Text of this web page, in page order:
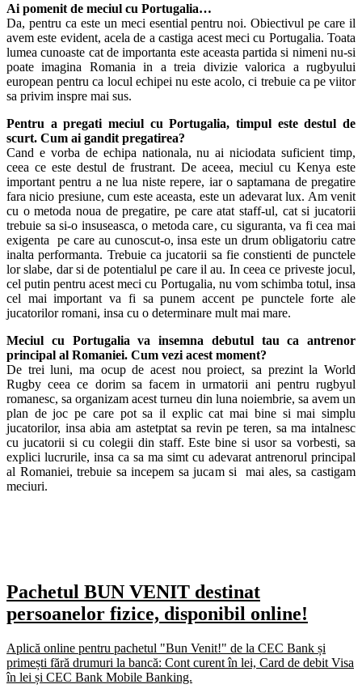
Ai pomenit de meciul cu Portugalia…
Da, pentru ca este un meci esential pentru noi. Obiectivul pe care il
avem este evident, acela de a castiga acest meci cu Portugalia. Toata
lumea cunoaste cat de importanta este aceasta partida si nimeni nu-si
poate imagina Romania in a treia divizie valorica a rugbyului
european pentru ca locul echipei nu este acolo, ci trebuie ca pe viitor
sa privim inspre mai sus.
Pentru a pregati meciul cu Portugalia, timpul este destul de
scurt. Cum ai gandit pregatirea?
Cand e vorba de echipa nationala, nu ai niciodata suficient timp,
ceea ce este destul de frustrant. De aceea, meciul cu Kenya este
important pentru a ne lua niste repere, iar o saptamana de pregatire
fara nicio presiune, cum este aceasta, este un adevarat lux. Am venit
cu o metoda noua de pregatire, pe care atat staff-ul, cat si jucatorii
trebuie sa si-o insuseasca, o metoda care, cu siguranta, va fi cea mai
exigenta pe care au cunoscut-o, insa este un drum obligatoriu catre
inalta performanta. Trebuie ca jucatorii sa fie constienti de punctele
lor slabe, dar si de potentialul pe care il au. In ceea ce priveste jocul,
cel putin pentru acest meci cu Portugalia, nu vom schimba totul, insa
cel mai important va fi sa punem accent pe punctele forte ale
jucatorilor romani, insa cu o determinare mult mai mare.
Meciul cu Portugalia va insemna debutul tau ca antrenor
principal al Romaniei. Cum vezi acest moment?
De trei luni, ma ocup de acest nou proiect, sa prezint la World
Rugby ceea ce dorim sa facem in urmatorii ani pentru rugbyul
romanesc, sa organizam acest turneu din luna noiembrie, sa avem un
plan de joc pe care pot sa il explic cat mai bine si mai simplu
jucatorilor, insa abia am astetptat sa revin pe teren, sa ma intalnesc
cu jucatorii si cu colegii din staff. Este bine si usor sa vorbesti, sa
explici lucrurile, insa ca sa ma simt cu adevarat antrenorul principal
al Romaniei, trebuie sa incepem sa jucam si mai ales, sa castigam
meciuri.
Pachetul BUN VENIT destinat
persoanelor fizice, disponibil online!
Aplică online pentru pachetul "Bun Venit!" de la CEC Bank și
primești fără drumuri la bancă: Cont curent în lei, Card de debit Visa
în lei și CEC Bank Mobile Banking.​